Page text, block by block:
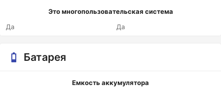
Это многопользовательская система
Да
Да
Батарея
Емкость аккумулятора